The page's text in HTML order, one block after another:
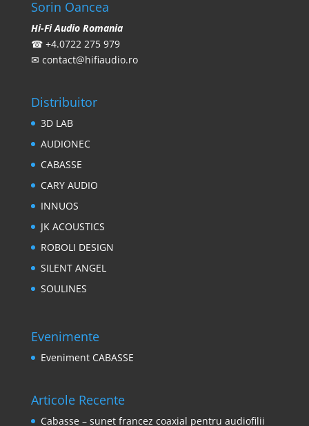
Sorin Oancea
Hi-Fi Audio Romania
☎ +4.0722 275 979
✉ contact@hifiaudio.ro
Distribuitor
3D LAB
AUDIONEC
CABASSE
CARY AUDIO
INNUOS
JK ACOUSTICS
ROBOLI DESIGN
SILENT ANGEL
SOULINES
Evenimente
Eveniment CABASSE
Articole Recente
Cabasse – sunet francez coaxial pentru audiofilii